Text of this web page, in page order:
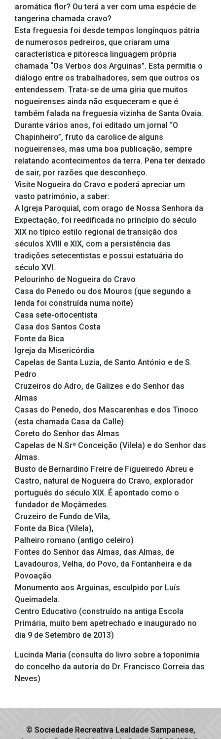
aromática flor? Ou terá a ver com uma espécie de
tangerina chamada cravo?
Esta freguesia foi desde tempos longínquos pátria
de numerosos pedreiros, que criaram uma
característica e pitoresca linguagem própria
chamada “Os Verbos dos Arguinas”. Esta permitia o
diálogo entre os trabalhadores, sem que outros os
entendessem. Trata-se de uma gíria que muitos
nogueirenses ainda não esqueceram e que é
também falada na freguesia vizinha de Santa Ovaia.
Durante vários anos, foi editado um jornal “O
Chapinheiro”, fruto da carolice de alguns
nogueirenses, mas uma boa publicação, sempre
relatando acontecimentos da terra. Pena ter deixado
de sair, por razões que desconheço.
Visite Nogueira do Cravo e poderá apreciar um
vasto património, a saber:
A Igreja Paroquial, com orago de Nossa Senhora da
Expectação, foi reedificada no princípio do século
XIX no típico estilo regional de transição dos
séculos XVIII e XIX, com a persistência das
tradições setecentistas e possui estatuária do
século XVI.
Pelourinho de Nogueira do Cravo
Casa do Penedo ou dos Mouros (que segundo a
lenda foi construída numa noite)
Casa sete-oitocentista
Casa dos Santos Costa
Fonte da Bica
Igreja da Misericórdia
Capelas de Santa Luzia, de Santo António e de S.
Pedro
Cruzeiros do Adro, de Galizes e do Senhor das
Almas
Casas do Penedo, dos Mascarenhas e dos Tinoco
(esta chamada Casa da Calle)
Coreto do Senhor das Almas
Capelas de N.Srª Conceição (Vilela) e do Senhor das
Almas.
Busto de Bernardino Freire de Figueiredo Abreu e
Castro, natural de Nogueira do Cravo, explorador
português do século XIX. É apontado como o
fundador de Moçâmedes.
Cruzeiro de Fundo de Vila,
Fonte da Bica (Vilela),
Palheiro romano (antigo celeiro)
Fontes do Senhor das Almas, das Almas, de
Lavadouros, Velha, do Povo, da Fontanheira e da
Povoação
Monumento aos Arguinas, esculpido por Luís
Queimadela.
Centro Educativo (construído na antiga Escola
Primária, muito bem apetrechado e inaugurado no
dia 9 de Setembro de 2013)
Lucinda Maria (consulta do livro sobre a toponímia
do concelho da autoria do Dr. Francisco Correia das
Neves)
© Sociedade Recreativa Lealdade Sampanese,